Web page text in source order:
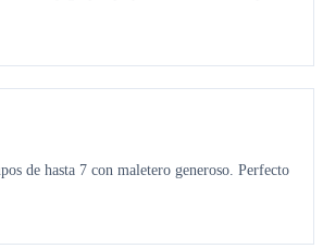
de hasta 7 con maletero generoso. Perfecto